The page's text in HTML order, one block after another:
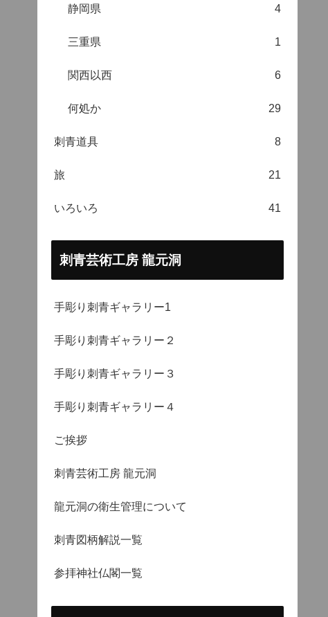
静岡県 4
三重県 1
関西以西 6
何処か 29
刺青道具 8
旅 21
いろいろ 41
刺青芸術工房 龍元洞
手彫り刺青ギャラリー1
手彫り刺青ギャラリー２
手彫り刺青ギャラリー３
手彫り刺青ギャラリー４
ご挨拶
刺青芸術工房 龍元洞
龍元洞の衛生管理について
刺青図柄解説一覧
参拝神社仏閣一覧